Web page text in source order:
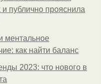
публично прояснила
ментальное
как найти баланс
2023: что нового в